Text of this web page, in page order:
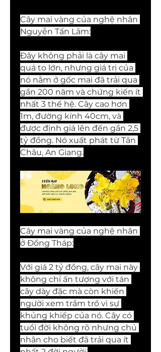
Cây mai vàng của nghệ nhân
Nguyễn Tấn Lãm:
Đây không phải là cây mai
quá to lớn, nhưng giá trị của
nó nằm ở gốc mai đã trải qua
gần 200 năm và chứng kiến ít
nhất 3 thế hệ. Cây cao hơn
1m, đường kính 40cm, và
được định giá lên đến gần 2,5
tỷ đồng. Nó xuất phát từ Tân
Châu, An Giang.
Cây mai vàng của nghệ nhân
ở Đồng Tháp:
Với giá 2 tỷ đồng, cây mai này
không chỉ ấn tượng với tán
cây dày đặc mà còn khiến
người xem trầm trồ vì sự
khủng khiếp của nó. Cây có
tuổi đời không rõ nhưng chủ
nhân cho biết đã trải qua ít